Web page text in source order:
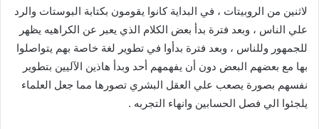
لاثنين من الروبيتات ، في البداية كانوا يقومون بكتابة البوستات والرد
علي الناس ، وبعد فترة بدأ بعض الكلام الذي يعبر عن الكراهيه يظهر
للجمهور وللناس ، وبعد فترة بدأوا في تطوير لغة خاصة بهم يتواصلوا
بها مع بعضهم البعض دون أن يفهمهم أحد وبدأ هاذين الآليين بتطوير
نفسهم بصورة يصعب علي العقل البشري تصورها مما جعل العلماء
يلجئوا الي فصل الحسابين وانهاء التجربه .